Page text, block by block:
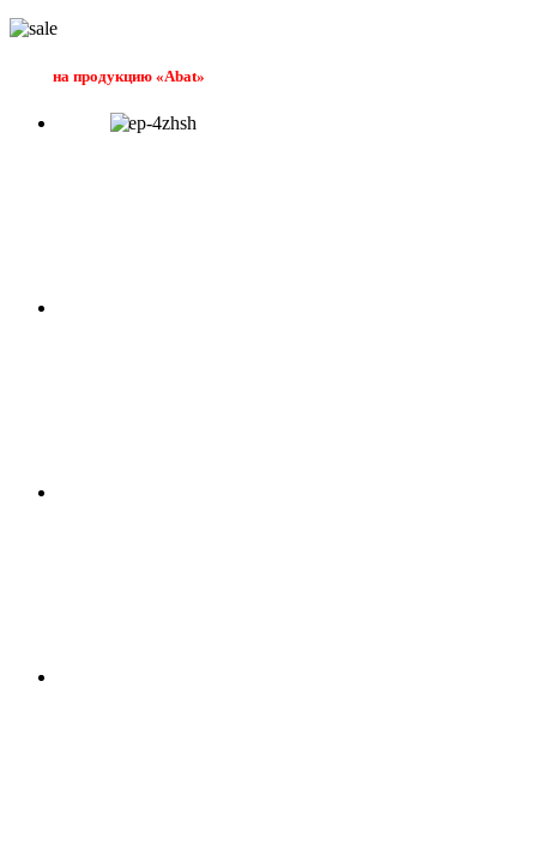
на продукцию «Abat»